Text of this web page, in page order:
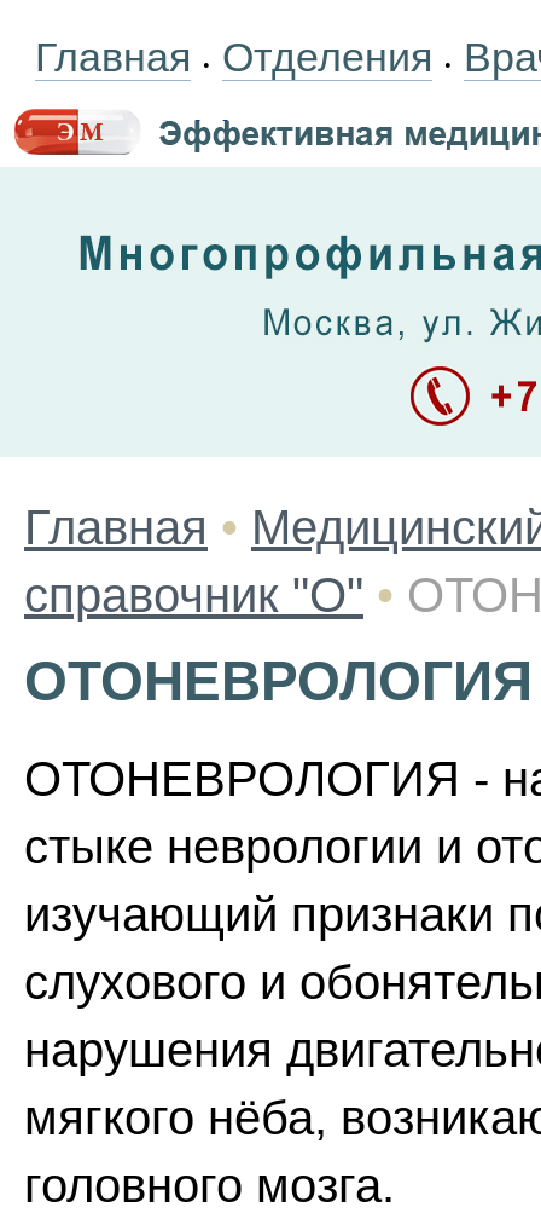
Главная • Отделения •
Главная •
справочник "О" •
ОТОНЕВРОЛОГИЯ
ОТОНЕВРОЛОГИЯ -
стыке неврологии и
изучающий признаки
слухового и
нарушения
мягкого нёба,
головного мозга.